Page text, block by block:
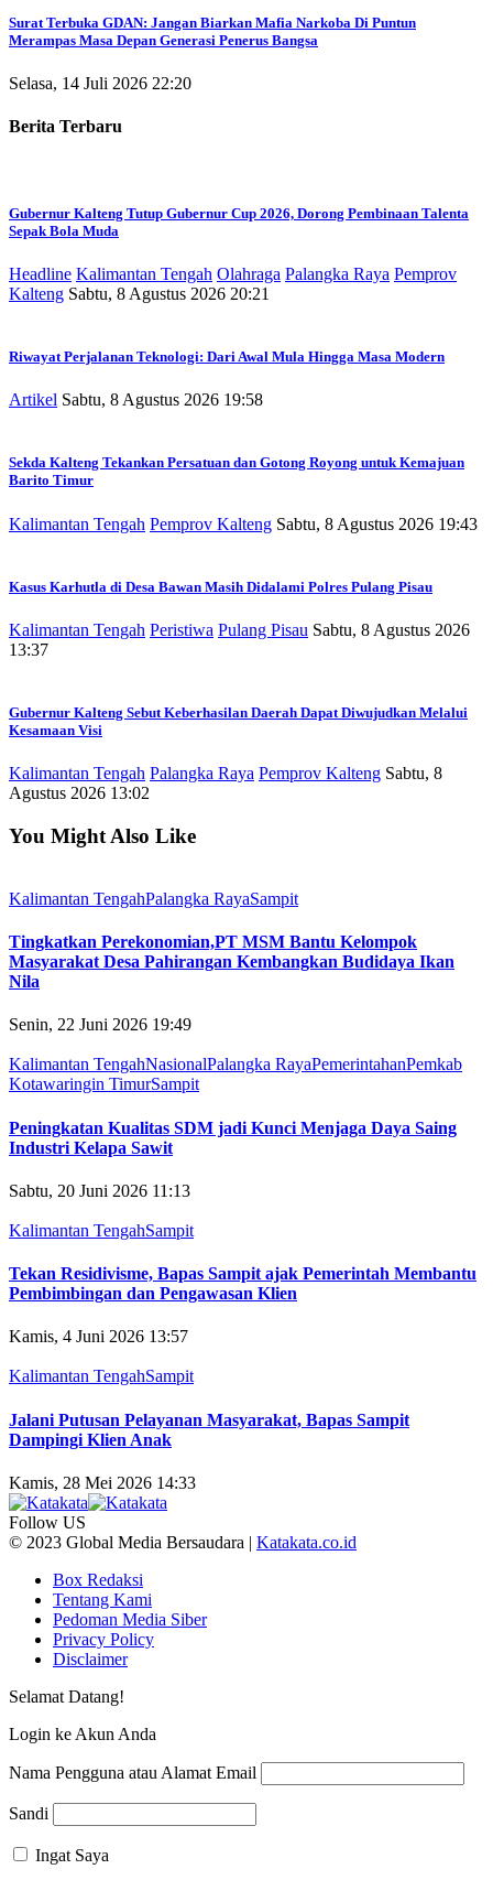
Surat Terbuka GDAN: Jangan Biarkan Mafia Narkoba Di Puntun
Merampas Masa Depan Generasi Penerus Bangsa
Selasa, 14 Juli 2026 22:20
Berita Terbaru
Gubernur Kalteng Tutup Gubernur Cup 2026, Dorong Pembinaan Talenta
Sepak Bola Muda
Headline Kalimantan Tengah Olahraga Palangka Raya Pemprov
Kalteng Sabtu, 8 Agustus 2026 20:21
Riwayat Perjalanan Teknologi: Dari Awal Mula Hingga Masa Modern
Artikel Sabtu, 8 Agustus 2026 19:58
Sekda Kalteng Tekankan Persatuan dan Gotong Royong untuk Kemajuan
Barito Timur
Kalimantan Tengah Pemprov Kalteng Sabtu, 8 Agustus 2026 19:43
Kasus Karhutla di Desa Bawan Masih Didalami Polres Pulang Pisau
Kalimantan Tengah Peristiwa Pulang Pisau Sabtu, 8 Agustus 2026
13:37
Gubernur Kalteng Sebut Keberhasilan Daerah Dapat Diwujudkan Melalui
Kesamaan Visi
Kalimantan Tengah Palangka Raya Pemprov Kalteng Sabtu, 8
Agustus 2026 13:02
You Might Also Like
Kalimantan TengahPalangka RayaSampit
Tingkatkan Perekonomian,PT MSM Bantu Kelompok
Masyarakat Desa Pahirangan Kembangkan Budidaya Ikan
Nila
Senin, 22 Juni 2026 19:49
Kalimantan TengahNasionalPalangka RayaPemerintahanPemkab
Kotawaringin TimurSampit
Peningkatan Kualitas SDM jadi Kunci Menjaga Daya Saing
Industri Kelapa Sawit
Sabtu, 20 Juni 2026 11:13
Kalimantan TengahSampit
Tekan Residivisme, Bapas Sampit ajak Pemerintah Membantu
Pembimbingan dan Pengawasan Klien
Kamis, 4 Juni 2026 13:57
Kalimantan TengahSampit
Jalani Putusan Pelayanan Masyarakat, Bapas Sampit
Dampingi Klien Anak
Kamis, 28 Mei 2026 14:33
Follow US
© 2023 Global Media Bersaudara | Katakata.co.id
Box Redaksi
Tentang Kami
Pedoman Media Siber
Privacy Policy
Disclaimer
Selamat Datang!
Login ke Akun Anda
Nama Pengguna atau Alamat Email
Sandi
Ingat Saya